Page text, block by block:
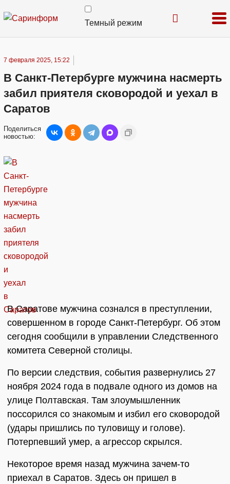
Темный режим
7 февраля 2025, 15:22
В Санкт-Петербурге мужчина насмерть
забил приятеля сковородой и уехал в
Саратов
Поделиться
новостью:
В Саратове мужчина сознался в преступлении,
совершенном в городе Санкт-Петербург. Об этом
сегодня сообщили в управлении Следственного
комитета Северной столицы.
По версии следствия, события развернулись 27
ноября 2024 года в подвале одного из домов на
улице Полтавская. Там злоумышленник
поссорился со знакомым и избил его сковородой
(удары пришлись по туловищу и голове).
Потерпевший умер, а агрессор скрылся.
Некоторое время назад мужчина зачем-то
приехал в Саратов. Здесь он пришел в